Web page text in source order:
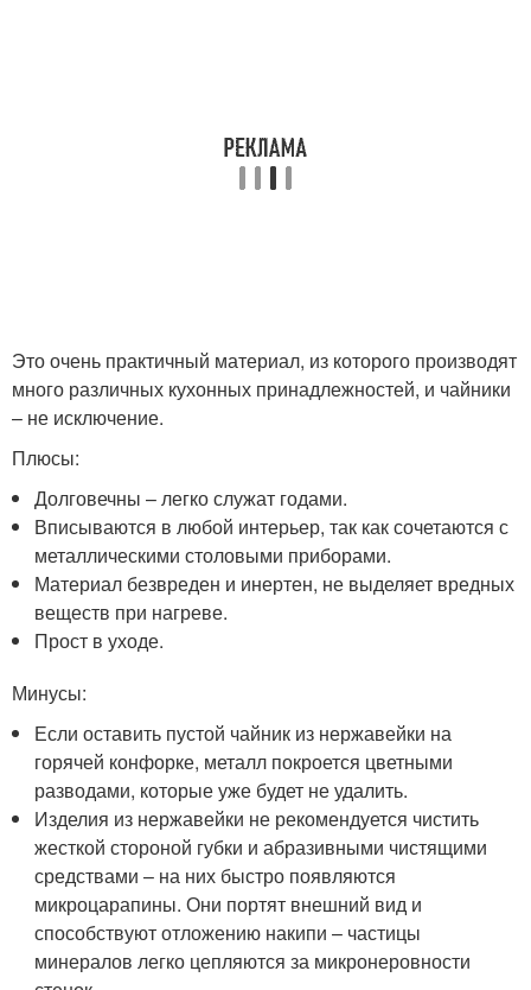
Это очень практичный материал, из которого производят
много различных кухонных принадлежностей, и чайники
– не исключение.
Плюсы:
Долговечны – легко служат годами.
Вписываются в любой интерьер, так как сочетаются с
металлическими столовыми приборами.
Материал безвреден и инертен, не выделяет вредных
веществ при нагреве.
Прост в уходе.
Минусы:
Если оставить пустой чайник из нержавейки на
горячей конфорке, металл покроется цветными
разводами, которые уже будет не удалить.
Изделия из нержавейки не рекомендуется чистить
жесткой стороной губки и абразивными чистящими
средствами – на них быстро появляются
микроцарапины. Они портят внешний вид и
способствуют отложению накипи – частицы
минералов легко цепляются за микронеровности